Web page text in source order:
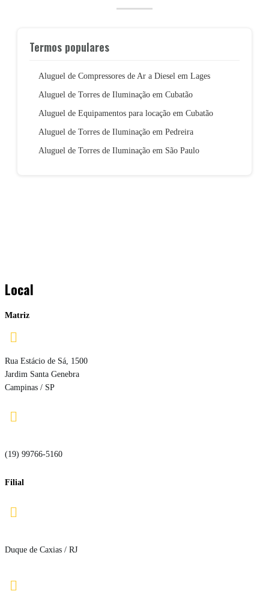
Termos populares
Aluguel de Compressores de Ar a Diesel em Lages
Aluguel de Torres de Iluminação em Cubatão
Aluguel de Equipamentos para locação em Cubatão
Aluguel de Torres de Iluminação em Pedreira
Aluguel de Torres de Iluminação em São Paulo
Local
Matriz

Rua Estácio de Sá, 1500
Jardim Santa Genebra
Campinas / SP

(19) 99766-5160
Filial

Duque de Caxias / RJ
